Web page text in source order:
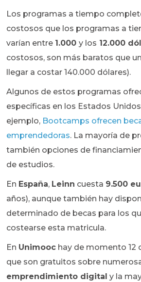
Los programas a tiempo
costosos que los programas a
varían entre 1.000y los 12.000
costosos, son más baratos que
llegar a costar 140.000 dólares).
Algunos de estos programas
específicas en los Estados
ejemplo, Bootcamps ofrecen
emprendedoras. La mayoría de
también opciones de
de estudios.
En España, Leinn cuesta 9.500
años), aunque también hay
determinado de becas para los
costearse esta matricula.
En Unimooc hay de momento 12
que son gratuitos sobre
emprendimiento digital y la